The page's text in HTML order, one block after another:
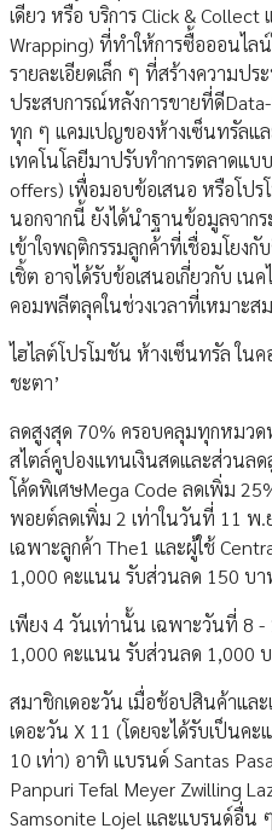
เดียว หรือ บริการ Click &
Wrapping) ที่ทำให้การซื้อออนไล
รายละเอียดเล็ก ๆ ที่สร้างความปร
ประสบการณ์หลังการขายที่ดี
ทุก ๆ แคมเปญของห้างเซ็นทรัลแ
เทคโนโลยีมาปรับทำการตลาดแบ
offers) เพื่อมอบข้อเสนอ หรือโป
นอกจากนี้ ยังได้นำฐานข้อมูลจาก
เข้าใจพฤติกรรมลูกค้าที่เชื่อมโยง
เชิ้ต อาจได้รับข้อเสนอเกี่ยวกับ เ
คอมพลีตลุคในช่วงเวลาที่เหมาะส
ไฮไลต์โปรโมชัน ห้างเซ็นทรัล ในค
ชะตา’
ลดสูงสุด 70% ครอบคลุมทุกหมว
สไตล์คูปองแทนเงินสดและส่วนลด
โค้ดพิเศษMega Code ลดเพิ่ม
พอยต์ลดเพิ่ม 2 เท่าในวันที่ 11 พ
เฉพาะลูกค้า The1 และผู้ใช้
1,000 คะแนน รับส่วนลด 150 บา
เพียง 4 วันเท่านั้น เฉพาะวันที่ 8
1,000 คะแนน รับส่วนลด 1,000
สมาชิกเดอะวัน เมื่อช้อปสินค้าแล
เดอะวัน X 11 (โดยจะได้รับเป็น
10 เท่า) อาทิ แบรนด์ Santas
Panpuri Tefal Meyer Zwilling
Samsonite Lojel และแบรนด์อื่น